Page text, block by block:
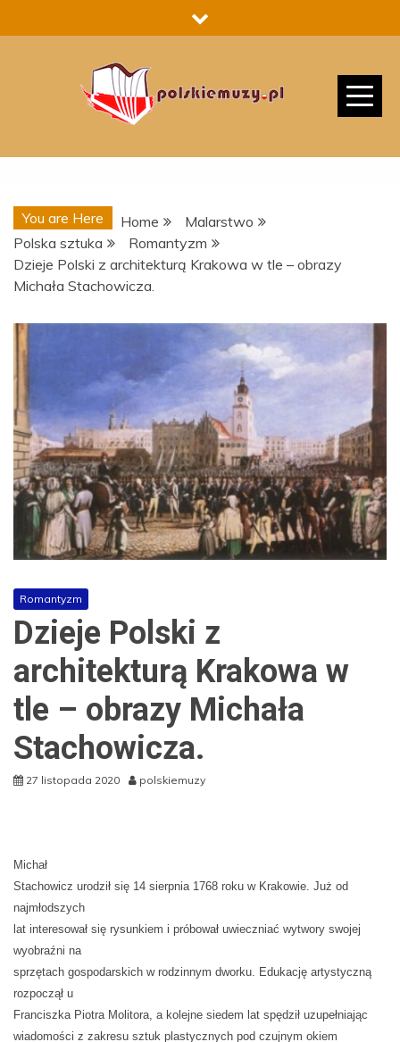
to
You are Here Home
Malarstwo
Polska sztuka
Romantyzm
Dzieje Polski z architekturą Krakowa w tle – obrazy
Michała Stachowicza.
Romantyzm
Dzieje Polski z
architekturą Krakowa w
tle – obrazy Michała
Stachowicza.
27 listopada 2020 polskiemuzy
Michał
Stachowicz urodził się 14 sierpnia 1768 roku w Krakowie. Już od
najmłodszych
lat interesował się rysunkiem i próbował uwieczniać wytwory swojej
wyobraźni na
sprzętach gospodarskich w rodzinnym dworku. Edukację artystyczną
rozpoczął u
Franciszka Piotra Molitora, a kolejne siedem lat spędził uzupełniając
wiadomości z zakresu sztuk plastycznych pod czujnym okiem